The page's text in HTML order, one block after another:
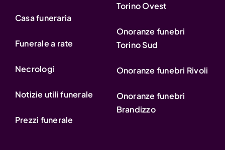
Casa funeraria
Funerale a rate
Necrologi
Notizie utili funerale
Prezzi funerale
Torino Ovest
Onoranze funebri
Torino Sud
Onoranze funebri Rivoli
Onoranze funebri
Brandizzo